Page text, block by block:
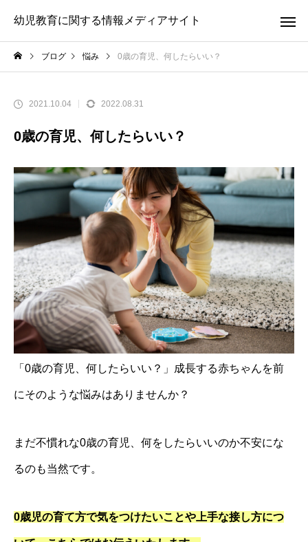
幼児教育に関する情報メディアサイト
ブログ 悩み 0歳の育児、何したらいい？
2021.10.04 2022.08.31
0歳の育児、何したらいい？
「0歳の育児、何したらいい？」成長する赤ちゃんを前
にそのような悩みはありませんか？
まだ不慣れな0歳の育児、何をしたらいいのか不安にな
るのも当然です。
0歳児の育て方で気をつけたいことや上手な接し方につ